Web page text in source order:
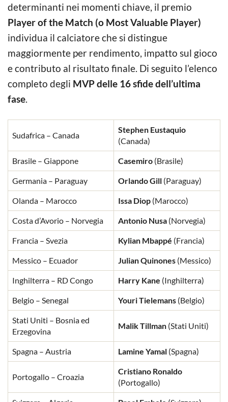
determinanti nei momenti chiave, il premio
Player of the Match (o Most Valuable Player)
individua il calciatore che si distingue
maggiormente per rendimento, impatto sul gioco
e contributo al risultato finale. Di seguito l’elenco
completo degli MVP delle 16 sfide dell’ultima
fase.
Sudafrica – Canada
Stephen Eustaquio
(Canada)
Brasile – Giappone Casemiro (Brasile)
Germania – Paraguay Orlando Gill (Paraguay)
Olanda – Marocco Issa Diop (Marocco)
Costa d’Avorio – Norvegia Antonio Nusa (Norvegia)
Francia – Svezia Kylian Mbappé (Francia)
Messico – Ecuador Julian Quinones (Messico)
Inghilterra – RD Congo Harry Kane (Inghilterra)
Belgio – Senegal Youri Tielemans (Belgio)
Stati Uniti – Bosnia ed
Erzegovina
Malik Tillman (Stati Uniti)
Spagna – Austria Lamine Yamal (Spagna)
Portogallo – Croazia
Cristiano Ronaldo
(Portogallo)